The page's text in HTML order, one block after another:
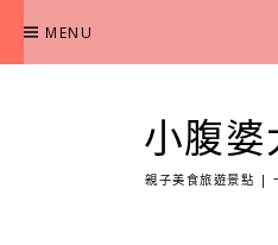
content
MENU
小腹婆
親子美食旅遊景點 |